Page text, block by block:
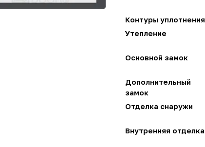
Контуры уплотнения
Утепление
Основной замок
Дополнительный
замок
Отделка снаружи
Внутренняя отделка